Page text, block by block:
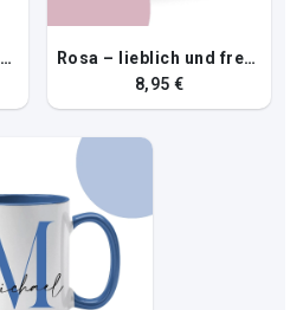
Hellgrün – frisch und lebendig
Rosa – lieblich und freundlich
8,95 €